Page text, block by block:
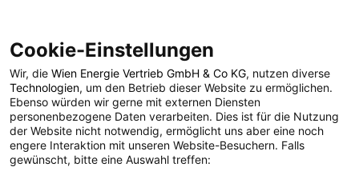
POSTS BY TAG
Sinnfrage
1 BEITRAG
Cookie-Einstellungen
Wir, die Wien Energie Vertrieb GmbH & Co KG, nutzen diverse
Technologien, um den Betrieb dieser Website zu ermöglichen.
Ebenso würden wir gerne mit externen Diensten
personenbezogene Daten verarbeiten. Dies ist für die Nutzung
der Website nicht notwendig, ermöglicht uns aber eine noch
engere Interaktion mit unseren Website-Besuchern. Falls
gewünscht, bitte eine Auswahl treffen: